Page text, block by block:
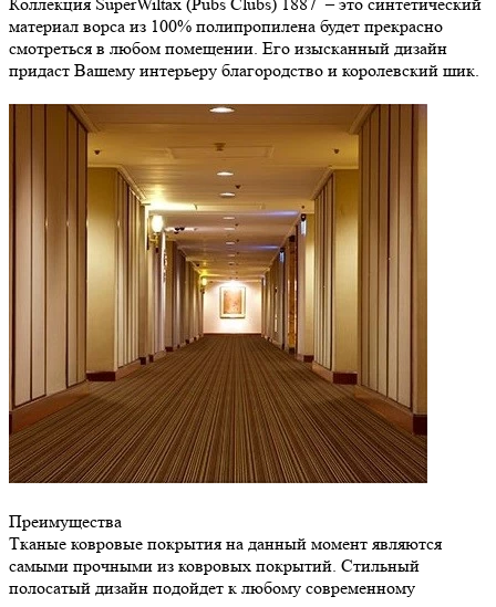
Коллекция SuperWiltax (Pubs Clubs) 1887 – это синтетический
материал ворса из 100% полипропилена будет прекрасно
смотреться в любом помещении. Его изысканный дизайн
придаст Вашему интерьеру благородство и королевский шик.
Преимущества
Тканые ковровые покрытия на данный момент являются
самыми прочными из ковровых покрытий. Стильный
полосатый дизайн подойдет к любому современному